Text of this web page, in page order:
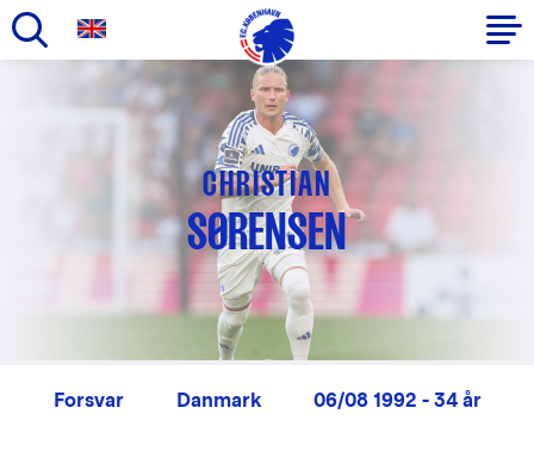
hovedindhold
Primær
CHRISTIAN
SØRENSEN
Forsvar Danmark 06/08 1992 - 34 år